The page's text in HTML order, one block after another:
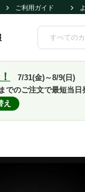
ご利用ガイド
7/31(金)～8/9(日)
でのご注文で最短当日
え